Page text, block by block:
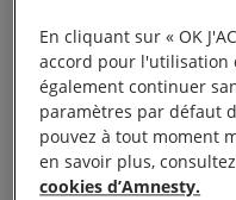
les groupes les plus
compose de
bassin de Thau.
Tous bénévoles,
En cliquant sur « OK
accord pour l'utilisation
également continuer
paramètres par défaut
pouvez à tout moment
en savoir plus,
cookies d’Amnesty.